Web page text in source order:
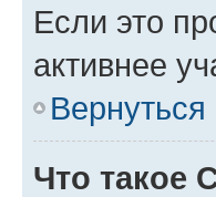
Если это
активнее
Вернуться
Что такое